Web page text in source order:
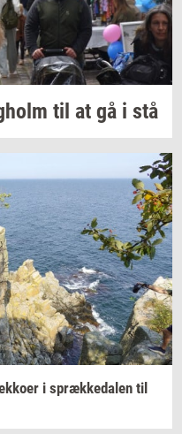
til at gå i stå
i spræk­ke­da­len til